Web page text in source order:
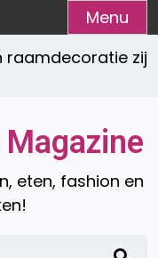
Menu
zijn er?
eten, fashion en